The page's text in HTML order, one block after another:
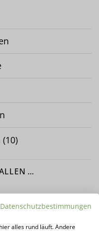
…
Datenschutzbestimmungen
alles rund läuft. Andere